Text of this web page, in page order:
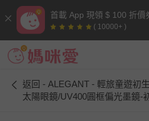
首載 App 現領 $ 100 折價
( 10000+ )
返回 - ALEGANT - 輕旅童遊初
太陽眼鏡/UV400圓框偏光墨鏡-